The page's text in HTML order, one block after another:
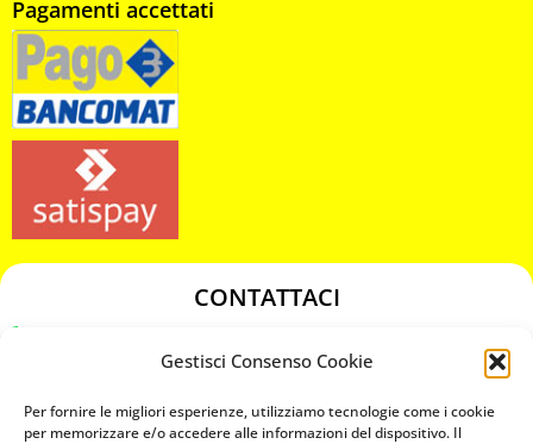
Gestisci Consenso Cookie
Per fornire le migliori esperienze, utilizziamo tecnologie come i cookie
per memorizzare e/o accedere alle informazioni del dispositivo. Il
Pagamenti accettati
CONTATTACI
chiavicodificate@gmail.com